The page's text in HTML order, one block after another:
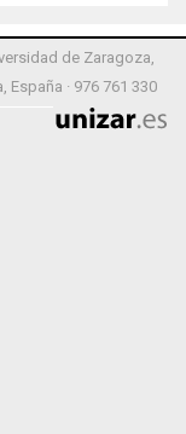
de Zaragoza,
España · 976 761 330